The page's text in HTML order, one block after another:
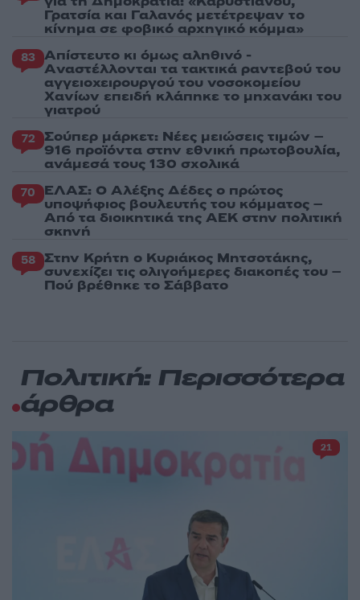
Γρατσία και Γαλανός μετέτρεψαν το
κίνημα σε φοβικό αρχηγικό κόμμα»
83 Απίστευτο κι όμως αληθινό -
Aναστέλλονται τα τακτικά ραντεβού του
αγγειοχειρουργού του νοσοκομείου
Χανίων επειδή κλάπηκε το μηχανάκι του
γιατρού
72 Σούπερ μάρκετ: Νέες μειώσεις τιμών –
916 προϊόντα στην εθνική πρωτοβουλία,
ανάμεσά τους 130 σχολικά
70 ΕΛΑΣ: Ο Αλέξης Δέδες ο πρώτος
υποψήφιος βουλευτής του κόμματος –
Από τα διοικητικά της ΑΕΚ στην πολιτική
σκηνή
58 Στην Κρήτη ο Κυριάκος Μητσοτάκης,
συνεχίζει τις ολιγοήμερες διακοπές του –
Πού βρέθηκε το Σάββατο
Πολιτική: Περισσότερα
άρθρα
21